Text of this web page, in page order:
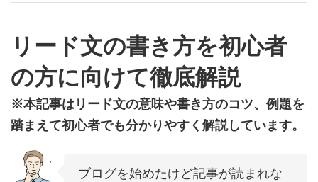
リード文の書き方を初心者
の方に向けて徹底解説
※本記事はリード文の意味や書き方のコツ、例題を
踏まえて初心者でも分かりやすく解説しています。
ブログを始めたけど記事が読まれな